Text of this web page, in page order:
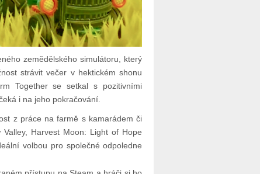
zemědělského simulátoru, který
strávit večer v hektickém shonu
Together se setkal s pozitivními
i na jeho pokračování.
z práce na farmě s kamarádem či
Harvest Moon: Light of Hope
volbou pro společné odpoledne